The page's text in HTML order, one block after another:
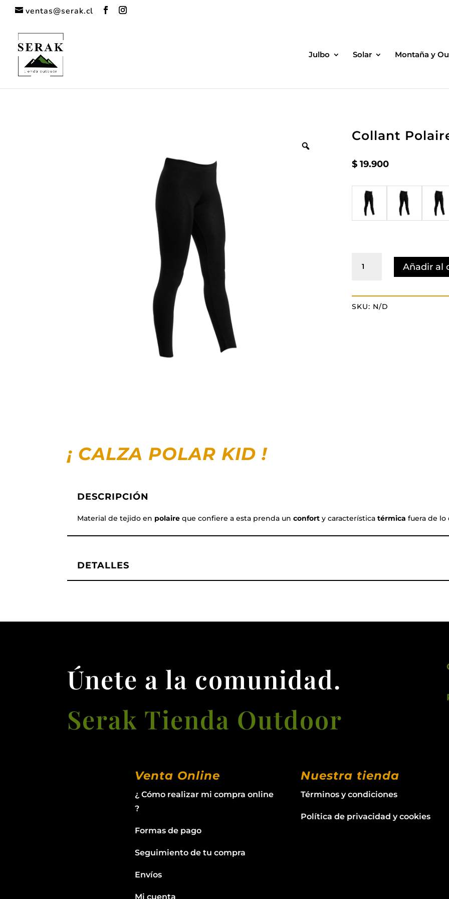
ventas@serak.cl
Julbo Solar Montaña y
Collant
$19.900
cantidad
Añadir al
SKU: N/D
¡ CALZA POLAR KID!
DESCRIPCIÓN
Material de tejido en polaire que confiere a esta prenda unconfort y característica térmica fuera de lo
DETALLES
Únete a la comunidad.
Serak Tienda Outdoor
Venta Online
¿ Cómo realizar mi compra online
?
Formas de pago
Seguimiento de tu compra
Envíos
Mi cuenta
Nuestra tienda
Términos y condiciones
Política de privacidad y cookies